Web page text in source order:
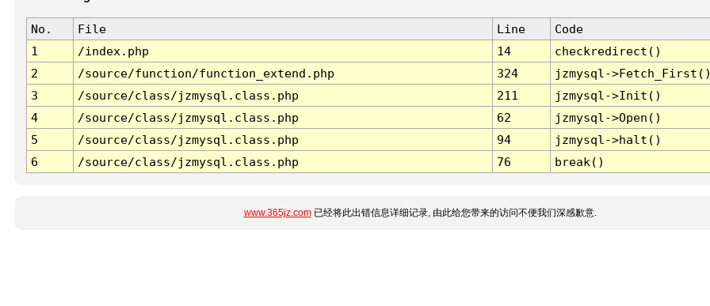
No. File Line
Code
1
/index.php 14
checkredirect()
2
/source/function/function_extend.php 324
jzmysql-
3
/source/class/jzmysql.class.php 211
jzmysql->Init()
4
/source/class/jzmysql.class.php 62
jzmysql->Open()
5
/source/class/jzmysql.class.php 94
jzmysql->halt()
6
/source/class/jzmysql.class.php 76 break()
www.365jz.com已经将此出错信息详细记录, 由此给您带来的访问不便我们深感歉意.